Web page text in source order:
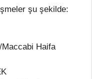
şu şekilde:
Haifa